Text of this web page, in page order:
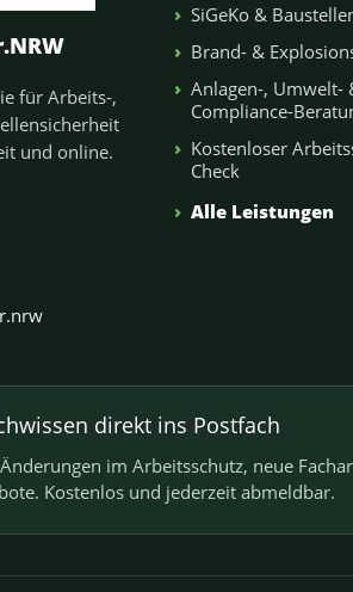
für Arbeits-,
und online.
SiGeKo &
Brand- &
Anlagen-, Umwelt-
Compliance-
Kostenloser
Check
Alle Leistungen
direkt ins Postfach
im Arbeitsschutz, neue
Kostenlos und jederzeit abmeldbar.